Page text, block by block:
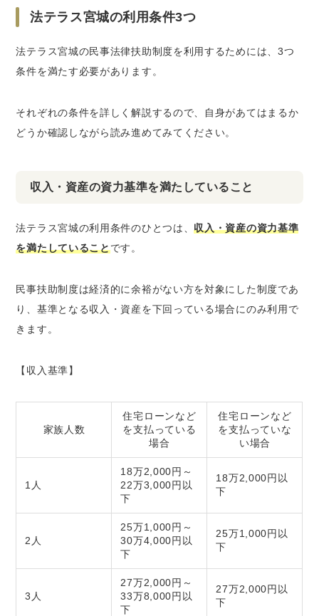
法テラス宮城の利用条件3つ
法テラス宮城の民事法律扶助制度を利用するためには、3つ
条件を満たす必要があります。
それぞれの条件を詳しく解説するので、自身があてはまるか
どうか確認しながら読み進めてみてください。
収入・資産の資力基準を満たしていること
法テラス宮城の利用条件のひとつは、収入・資産の資力基準
を満たしていることです。
民事扶助制度は経済的に余裕がない方を対象にした制度であ
り、基準となる収入・資産を下回っている場合にのみ利用で
きます。
【収入基準】
家族人数
住宅ローンなど
を支払っている
場合
住宅ローンなど
を支払っていな
い場合
1人
18万2,000円～
22万3,000円以
下
18万2,000円以
下
2人
25万1,000円～
30万4,000円以
下
25万1,000円以
下
3人
27万2,000円～
33万8,000円以
下
27万2,000円以
下